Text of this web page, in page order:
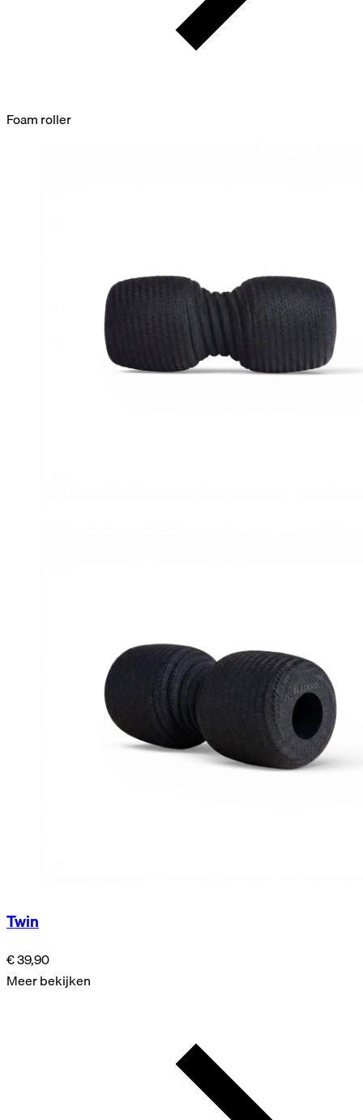
Foam roller
Twin
€ 39,90
Meer bekijken